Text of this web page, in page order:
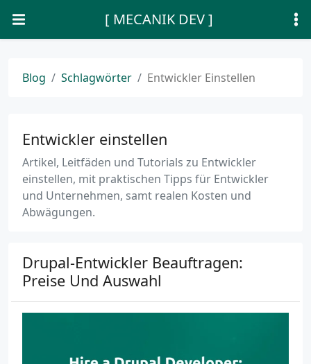
[ MECANIK DEV ]
Blog Schlagwörter Entwickler Einstellen
Entwickler einstellen
Artikel, Leitfäden und Tutorials zu Entwickler
einstellen, mit praktischen Tipps für Entwickler
und Unternehmen, samt realen Kosten und
Abwägungen.
Drupal-Entwickler Beauftragen:
Preise Und Auswahl